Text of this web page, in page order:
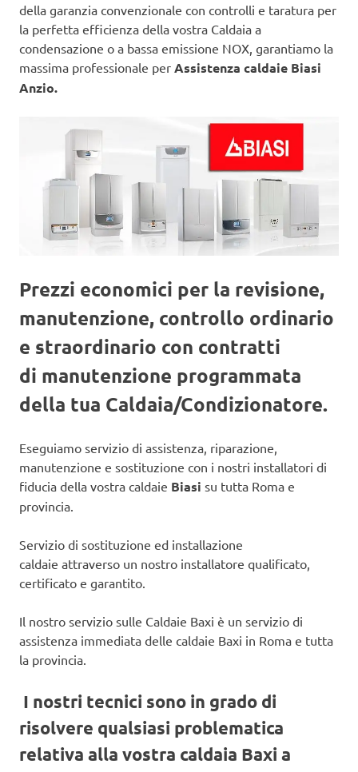
della garanzia convenzionale con controlli e taratura per
la perfetta efficienza della vostra Caldaia a
condensazione o a bassa emissione NOX, garantiamo la
massima professionale per Assistenza caldaie Biasi
Anzio.
Prezzi economici per la revisione,
manutenzione, controllo ordinario
e straordinario con contratti
di manutenzione programmata
della tua Caldaia/Condizionatore.
Eseguiamo servizio di assistenza, riparazione,
manutenzione e sostituzione con i nostri installatori di
fiducia della vostra caldaie Biasi su tutta Roma e
provincia.
Servizio di sostituzione ed installazione
caldaie attraverso un nostro installatore qualificato,
certificato e garantito.
Il nostro servizio sulle Caldaie Baxi è un servizio di
assistenza immediata delle caldaie Baxi in Roma e tutta
la provincia.
I nostri tecnici sono in grado di
risolvere qualsiasi problematica
relativa alla vostra caldaia Baxi a